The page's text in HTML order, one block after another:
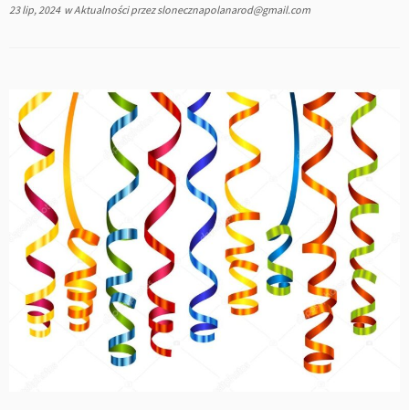
23 lip, 2024wAktualnościprzezslonecznapolanarod@gmail.com